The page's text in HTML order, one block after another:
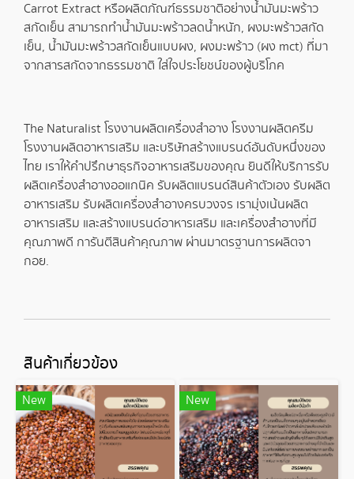
Carrot Extract หรือผลิตภัณฑ์ธรรมชาติอย่างน้ำมันมะพร้าว
สกัดเย็น สามารถทำน้ำมันมะพร้าวลดน้ำหนัก, ผงมะพร้าวสกัด
เย็น, น้ำมันมะพร้าวสกัดเย็นแบบผง, ผงมะพร้าว (ผง mct) ที่มา
จากสารสกัดจากธรรมชาติ ใส่ใจประโยชน์ของผู้บริโภค
The Naturalist โรงงานผลิตเครื่องสำอาง โรงงานผลิตครีม
โรงงานผลิตอาหารเสริม และบริษัทสร้างแบรนด์อันดับหนึ่งของ
ไทย เราให้คำปรึกษาธุรกิจอาหารเสริมของคุณ ยินดีให้บริการรับ
ผลิตเครื่องสำอางออแกนิค รับผลิตแบรนด์สินค้าตัวเอง รับผลิต
อาหารเสริม รับผลิตเครื่องสำอางครบวงจร เรามุ่งเน้นผลิต
อาหารเสริม และสร้างแบรนด์อาหารเสริม และเครื่องสำอางที่มี
คุณภาพดี การันตีสินค้าคุณภาพ ผ่านมาตรฐานการผลิตจา
กอย.
สินค้าเกี่ยวข้อง
New New